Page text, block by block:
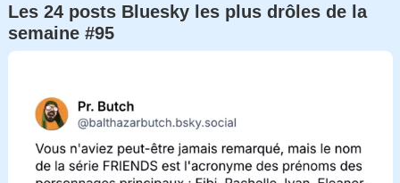
Les 24 posts Bluesky les plus drôles de la
semaine #95